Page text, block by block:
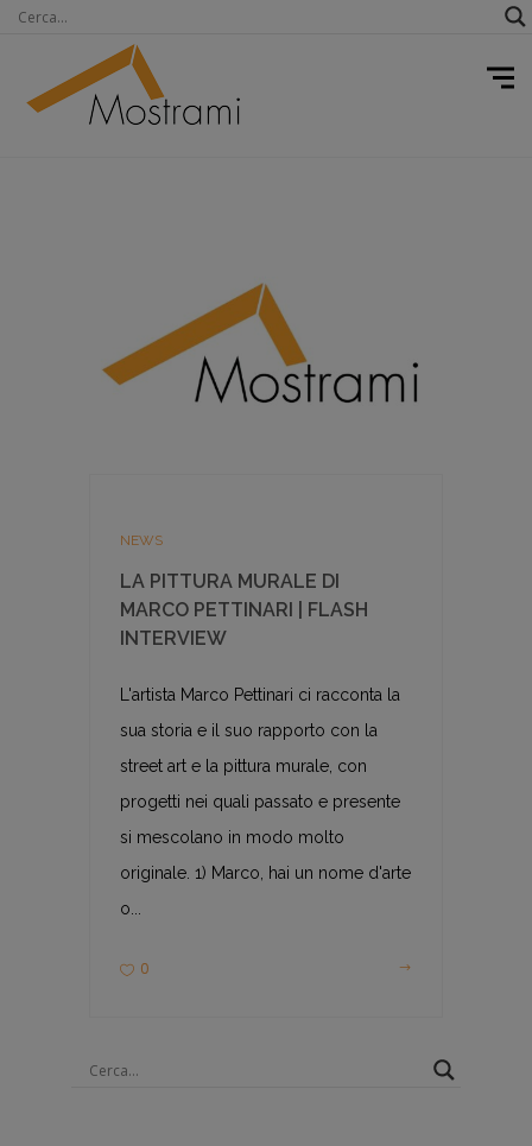
NEWS
LA PITTURA MURALE DI
MARCO PETTINARI | FLASH
INTERVIEW
L'artista Marco Pettinari ci racconta la
sua storia e il suo rapporto con la
street art e la pittura murale, con
progetti nei quali passato e presente
si mescolano in modo molto
originale. 1) Marco, hai un nome d'arte
o...
0